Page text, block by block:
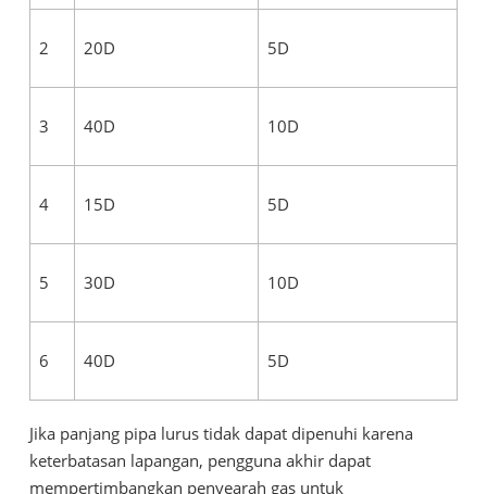
2 20D 5D
3 40D 10D
4 15D 5D
5 30D 10D
6 40D 5D
Jika panjang pipa lurus tidak dapat dipenuhi karena
keterbatasan lapangan, pengguna akhir dapat
mempertimbangkan penyearah gas untuk